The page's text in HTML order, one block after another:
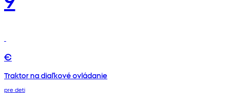
€
Traktor na diaľkové ovládanie
pre deti